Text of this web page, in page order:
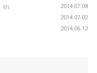
(0) 2014.07.08
2014.07.02
2014.06.12